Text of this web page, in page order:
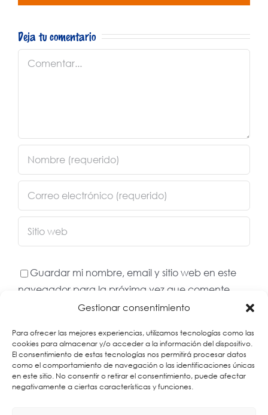
Gestionar consentimiento
Para ofrecer las mejores experiencias, utilizamos tecnologías como las
cookies para almacenar y/o acceder a la información del dispositivo.
El consentimiento de estas tecnologías nos permitirá procesar datos
como el comportamiento de navegación o las identificaciones únicas
en este sitio. No consentir o retirar el consentimiento, puede afectar
negativamente a ciertas características y funciones.
Deja tu comentario
Guardar mi nombre, email y sitio web en este
navegador para la próxima vez que comente.